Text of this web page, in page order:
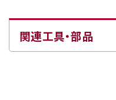
関連工具・部品